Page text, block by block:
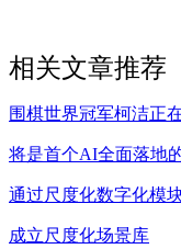
相关文章推荐
围棋世界冠军柯洁正
将是首个AI全面落地
通过尺度化数字化模
成立尺度化场景库